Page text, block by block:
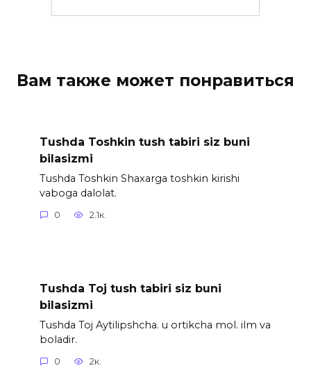
Вам также может понравиться
Tushda Toshkin tush tabiri siz buni
bilasizmi
Tushda Toshkin Shaxarga toshkin kirishi
vaboga dalolat.
0 2.1к.
Tushda Toj tush tabiri siz buni
bilasizmi
Tushda Toj Aytilipshcha. u ortikcha mol. ilm va
boladir.
0 2к.